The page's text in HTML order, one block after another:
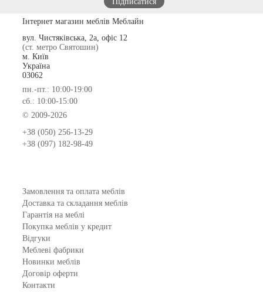
Інтернет магазин меблів Меблайн
вул. Чистяківська, 2а, офіс 12
(ст. метро Святошин)
м. Київ
Україна
03062
пн.-пт.: 10:00-19:00
сб.: 10:00-15:00
© 2009-2026
+38 (050) 256-13-29
+38 (097) 182-98-49
Замовлення та оплата меблів
Доставка та складання меблів
Гарантія на меблі
Покупка меблів у кредит
Відгуки
Меблеві фабрики
Новинки меблів
Договір оферти
Контакти